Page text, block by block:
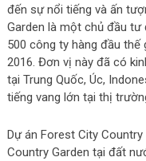
đến sự nổi tiếng và ấn
Garden là một chủ đầu
500 công ty hàng đầu
2016. Đơn vị này đã có
tại Trung Quốc, Úc,
tiếng vang lớn tại thị
Dự án Forest City
Country Garden tại đất